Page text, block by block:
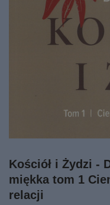
Kościół i Żydzi -
miękka tom 1
relacji